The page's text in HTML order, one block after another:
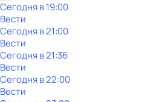
Сегодня в 19:00
Вести
Сегодня в 21:00
Вести
Сегодня в 21:36
Вести
Сегодня в 22:00
Вести